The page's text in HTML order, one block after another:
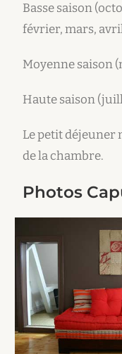
Basse saison
février, mars,
Moyenne saison
Haute saison
Le petit déjeuner
de la chambre.
Photos